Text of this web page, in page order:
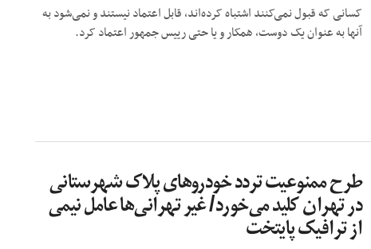
کسانی که قبول نمی‌کنند اشتباه کرده‌اند، قابل اعتماد نیستند و نمی‌شود به
آنها به عنوان یک دوست، همکار و یا حتی رییس جمهور اعتماد کرد.
طرح ممنوعیت تردد خودرو‌های پلاک شهرستانی
در تهران کلید می‌خورد/ غیر تهرانی‌ها عامل نیمی
از ترافیک پایتخت